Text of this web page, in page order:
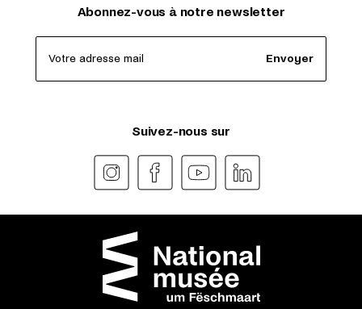
Abonnez-vous à notre newsletter
Votre adresse mail Envoyer
Suivez-nous sur